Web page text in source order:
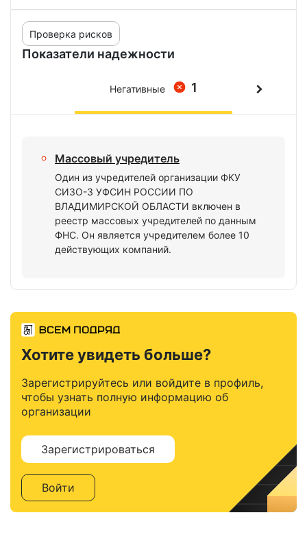
Показатели надежности
Проверка рисков
1
Негативные
Массовый учредитель
Один из учредителей организации ФКУ
СИЗО-3 УФСИН РОССИИ ПО
ВЛАДИМИРСКОЙ ОБЛАСТИ включен в
реестр массовых учредителей по данным
ФНС. Он является учредителем более 10
действующих компаний.
Хотите увидеть больше?
Зарегистрируйтесь или войдите в профиль,
чтобы узнать полную информацию об
организации
Зарегистрироваться
Войти